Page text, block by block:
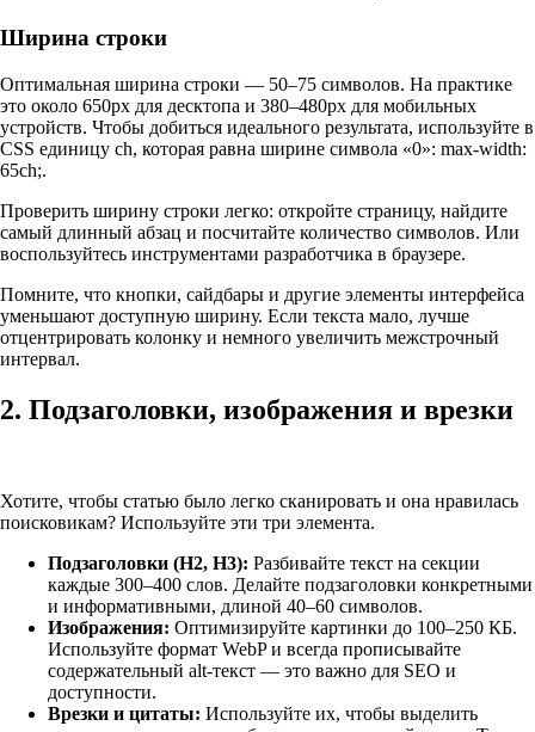
Ширина строки
Оптимальная ширина строки — 50–75 символов. На практике
это около 650px для десктопа и 380–480px для мобильных
устройств. Чтобы добиться идеального результата, используйте в
CSS единицу ch, которая равна ширине символа «0»: max-width:
65ch;.
Проверить ширину строки легко: откройте страницу, найдите
самый длинный абзац и посчитайте количество символов. Или
воспользуйтесь инструментами разработчика в браузере.
Помните, что кнопки, сайдбары и другие элементы интерфейса
уменьшают доступную ширину. Если текста мало, лучше
отцентрировать колонку и немного увеличить межстрочный
интервал.
2. Подзаголовки, изображения и врезки
Хотите, чтобы статью было легко сканировать и она нравилась
поисковикам? Используйте эти три элемента.
Подзаголовки (H2, H3): Разбивайте текст на секции
каждые 300–400 слов. Делайте подзаголовки конкретными
и информативными, длиной 40–60 символов.
Изображения: Оптимизируйте картинки до 100–250 КБ.
Используйте формат WebP и всегда прописывайте
содержательный alt-текст — это важно для SEO и
доступности.
Врезки и цитаты: Используйте их, чтобы выделить